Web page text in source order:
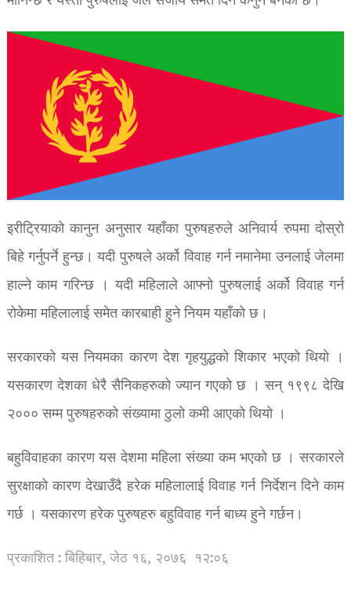
इरीट्रियाको कानुन अनुसार यहाँका पुरुषहरुले अनिवार्य रुपमा दोस्रो
बिहे गर्नुपर्ने हुन्छ। यदी पुरुषले अर्को विवाह गर्न नमानेमा उनलाई जेलमा
हाल्ने काम गरिन्छ । यदी महिलाले आफ्नो पुरुषलाई अर्को विवाह गर्न
रोकेमा महिलालाई समेत कारबाही हुने नियम यहाँको छ।
सरकारको यस नियमका कारण देश गृहयुद्धको शिकार भएको थियो ।
यसकारण देशका धेरै सैनिकहरुको ज्यान गएको छ । सन् १९९८ देखि
२००० सम्म पुरुषहरुको संख्यामा ठुलो कमी आएको थियो ।
बहुविवाहका कारण यस देशमा महिला संख्या कम भएको छ । सरकारले
सुरक्षाको कारण देखाउँदै हरेक महिलालाई विवाह गर्न निर्देशन दिने काम
गर्छ । यसकारण हरेक पुरुषहरु बहुविवाह गर्न बाध्य हुने गर्छन।
प्रकाशित : बिहिबार, जेठ १६, २०७६ १२:०६